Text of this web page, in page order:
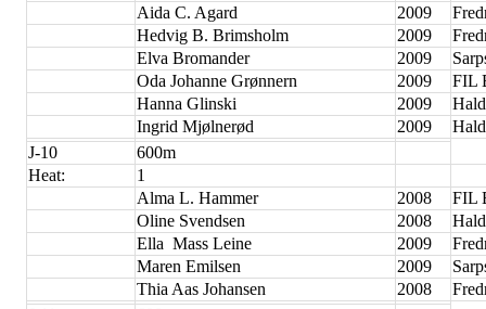
Aida C. Agard
2009
Hedvig B. Brimsholm
2009
Elva Bromander
2009
Oda Johanne Grønnern
2009
FIL
Hanna Glinski
2009
Ingrid Mjølnerød
2009
J-10
600m
Heat:
1
Alma L. Hammer
2008
FIL
Oline Svendsen
2008
Ella Mass Leine
2009
Maren Emilsen
2009
Thia Aas Johansen
2008